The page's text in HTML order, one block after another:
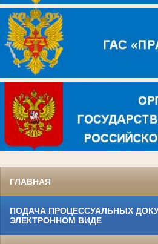
ГЛАВНАЯ
ПОДАЧА ПРОЦЕССУАЛЬНЫХ
ЭЛЕКТРОННОМ ВИДЕ